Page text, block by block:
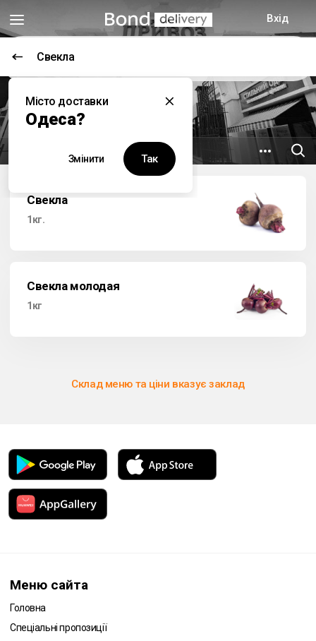
Місто доставки
Одеса?
Змінити Так
Вхід
Привоз
6 км
Свекла
Свекла
1кг.
Свекла молодая
1кг
Склад меню та ціни вказує заклад
Меню сайта
Головна
Спеціальні пропозиції